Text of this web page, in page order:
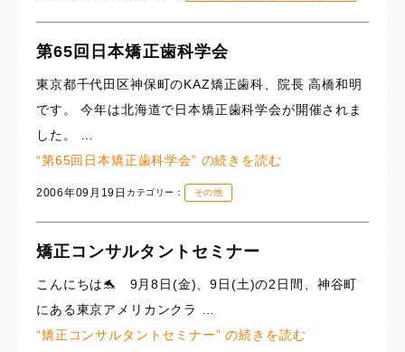
第65回日本矯正歯科学会
東京都千代田区神保町のKAZ矯正歯科、院長 高橋和明
です。 今年は北海道で日本矯正歯科学会が開催されま
した。 …
“第65回日本矯正歯科学会” の続きを読む
2006年09月19日 カテゴリー： その他
矯正コンサルタントセミナー
こんにちは🐬 9月8日(金)、9日(土)の2日間、神谷町
にある東京アメリカンクラ …
“矯正コンサルタントセミナー” の続きを読む